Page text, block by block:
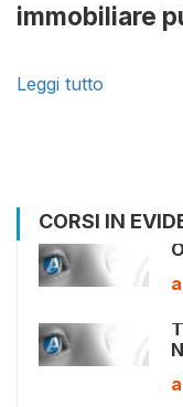
immobiliare
Leggi tutto
CORSI IN